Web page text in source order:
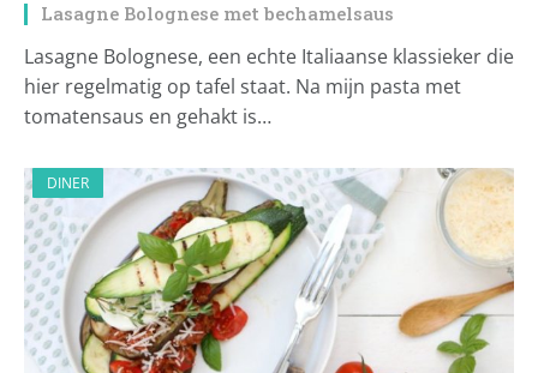
Lasagne Bolognese met bechamelsaus
Lasagne Bolognese, een echte Italiaanse klassieker die
hier regelmatig op tafel staat. Na mijn pasta met
tomatensaus en gehakt is…
DINER